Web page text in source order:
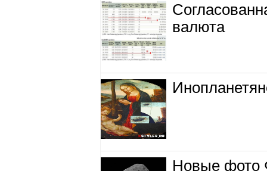
валюта
Новые фото